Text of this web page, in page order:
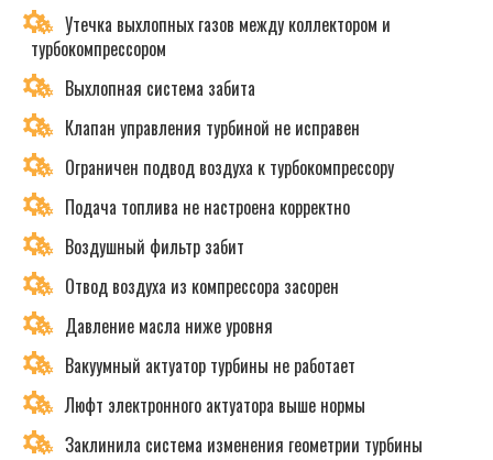
Утечка выхлопных газов между коллектором и
турбокомпрессором
Выхлопная система забита
Клапан управления турбиной не исправен
Ограничен подвод воздуха к турбокомпрессору
Подача топлива не настроена корректно
Воздушный фильтр забит
Отвод воздуха из компрессора засорен
Давление масла ниже уровня
Вакуумный актуатор турбины не работает
Люфт электронного актуатора выше нормы
Заклинила система изменения геометрии турбины